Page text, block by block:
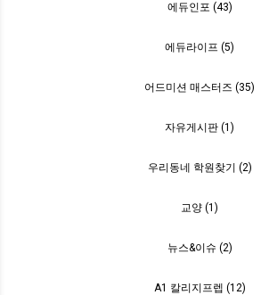
에듀인포 (43)
에듀라이프 (5)
어드미션 매스터즈 (35)
자유게시판 (1)
우리동네 학원찾기 (2)
교양 (1)
뉴스&이슈 (2)
A1 칼리지프렙 (12)